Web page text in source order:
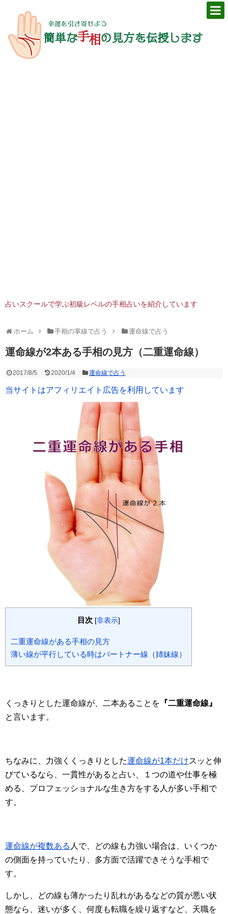
占いスクールで学ぶ初級レベルの手相占いを紹介しています
ホーム 手相の掌線で占う 運命線で占う
運命線が2本ある手相の見方（二重運命線）
2017/8/5 2020/1/4 運命線で占う
当サイトはアフィリエイト広告を利用しています
目次 [非表示]
二重運命線がある手相の見方
薄い線が平行している時はパートナー線（姉妹線）
くっきりとした運命線が、二本あることを 『二重運命線』
と言います。
ちなみに、力強くくっきりとした運命線が1本だけスッと伸
びているなら、一貫性があると占い、１つの道や仕事を極
める、プロフェッショナルな生き方をする人が多い手相で
す。
運命線が複数ある 人で、どの線も力強い場合は、いくつか
の側面を持っていたり、多方面で活躍できそうな手相で
す。
しかし、どの線も薄かったり乱れがあるなどの質が悪い状
態なら、迷いが多く、何度も転職を繰り返すなど、天職を